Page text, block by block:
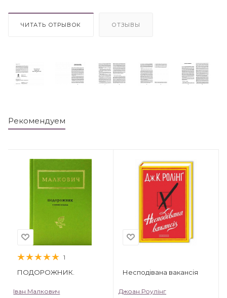
ЧИТАТЬ ОТРЫВОК ОТЗЫВЫ
Рекомендуем
1
ПОДОРОЖНИК.
Іван Малкович
Несподівана вакансія
Джоан Роулінг